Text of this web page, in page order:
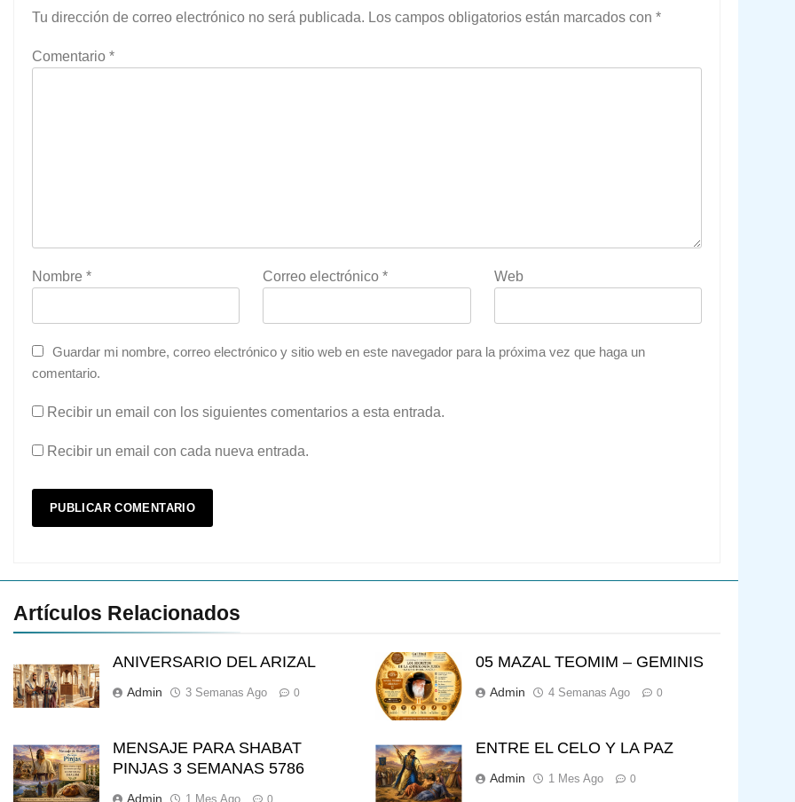
Tu dirección de correo electrónico no será publicada. Los campos obligatorios están marcados con *
Comentario *
Nombre * Correo electrónico* Web
Guardar mi nombre, correo electrónico y sitio web en este navegador para la próxima vez que haga un
comentario.
Recibir un email con los siguientes comentarios a esta entrada.
Recibir un email con cada nueva entrada.
Artículos Relacionados
ANIVERSARIO DEL ARIZAL
Admin 3 Semanas Ago 0
05 MAZAL TEOMIM – GEMINIS
Admin 4 Semanas Ago 0
MENSAJE PARA SHABAT
PINJAS 3 SEMANAS 5786
Admin 1 Mes Ago
ENTRE EL CELO Y LA PAZ
Admin 1 Mes Ago 0